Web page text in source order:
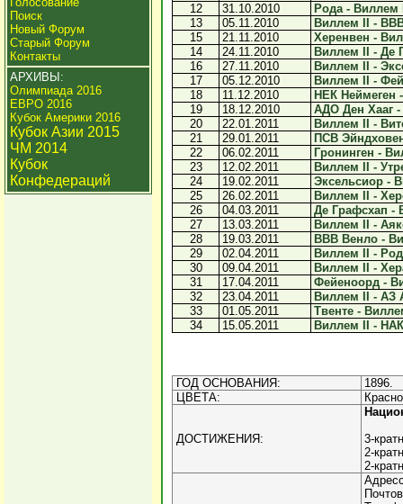
Поиск
Новый Форум
Старый Форум
Контакты
АРХИВЫ:
Олимпиада 2016
ЕВРО 2016
Кубок Америки 2016
Кубок Азии 2015
ЧМ 2014
Кубок
Конфедераций
12
31.10.2010
Рода - Виллем
13
05.11.2010
Виллем II -
15
21.11.2010
Херенвен -
14
24.11.2010
Виллем II - Де
16
27.11.2010
Виллем II -
17
05.12.2010
Виллем II -
18
11.12.2010
НЕК Неймеген
19
18.12.2010
АДО Ден Хааг
20
22.01.2011
Виллем II -
21
29.01.2011
ПСВ
22
06.02.2011
Гронинген -
23
12.02.2011
Виллем II -
24
19.02.2011
Эксельсиор -
25
26.02.2011
Виллем II -
26
04.03.2011
Де Графсхап -
27
13.03.2011
Виллем II -
28
19.03.2011
ВВВ Венло -
29
02.04.2011
Виллем II -
30
09.04.2011
Виллем II -
31
17.04.2011
Фейеноорд -
32
23.04.2011
Виллем II - АЗ
33
01.05.2011
Твенте -
34
15.05.2011 Виллем II -
ГОД ОСНОВАНИЯ:
1896.
ЦВЕТА:
ДОСТИЖЕНИЯ:
3-
2-
2-